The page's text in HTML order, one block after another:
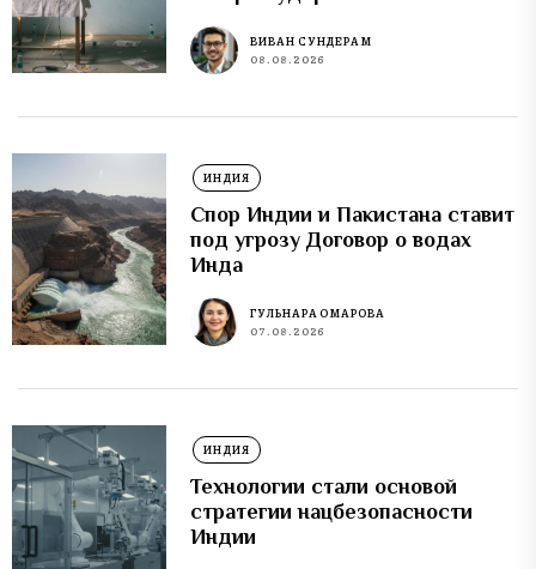
ВИВАН СУНДЕРАМ
08.08.2026
ИНДИЯ
Спор Индии и Пакистана ставит
под угрозу Договор о водах
Инда
ГУЛЬНАРА ОМАРОВА
07.08.2026
ИНДИЯ
Технологии стали основой
стратегии нацбезопасности
Индии